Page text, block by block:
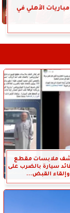
الأهلي في
ملابسات مقطع
سيارة بالضرب على
القبض...